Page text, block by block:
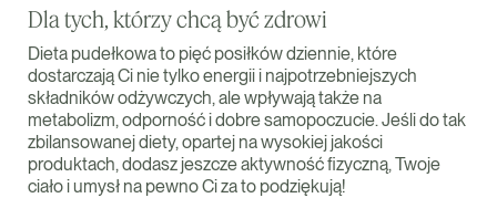
Dla tych, którzy chcą być zdrowi
Dieta pudełkowa to pięć posiłków dziennie, które
dostarczają Ci nie tylko energii i najpotrzebniejszych
składników odżywczych, ale wpływają także na
metabolizm, odporność i dobre samopoczucie. Jeśli do tak
zbilansowanej diety, opartej na wysokiej jakości
produktach, dodasz jeszcze aktywność fizyczną, Twoje
ciało i umysł na pewno Ci za to podziękują!